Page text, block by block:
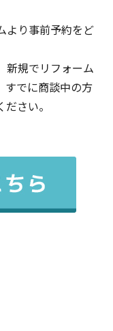
より事前予約をど
新規でリフォーム
すでに商談中の方
さい。